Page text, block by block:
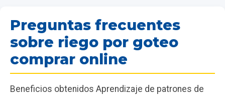
Preguntas frecuentes
sobre riego por goteo
comprar online
Beneficios obtenidos Aprendizaje de patrones de